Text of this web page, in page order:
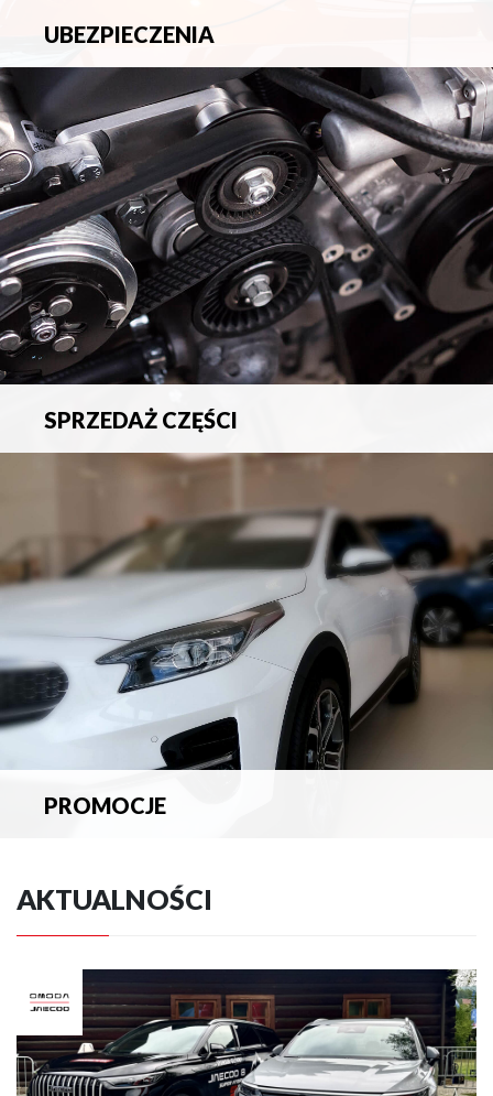
UBEZPIECZENIA
Pełna ochrona ubezpieczeniowa w zakresie wszelkich
SPRZEDAŻ CZĘŚCI
Sprzedaż oryginalnych części samochodowych oraz
PROMOCJE
AKTUALNOŚCI